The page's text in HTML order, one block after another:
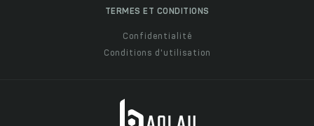
TERMES ET CONDITIONS
Confidentialité
Conditions d'utilisation